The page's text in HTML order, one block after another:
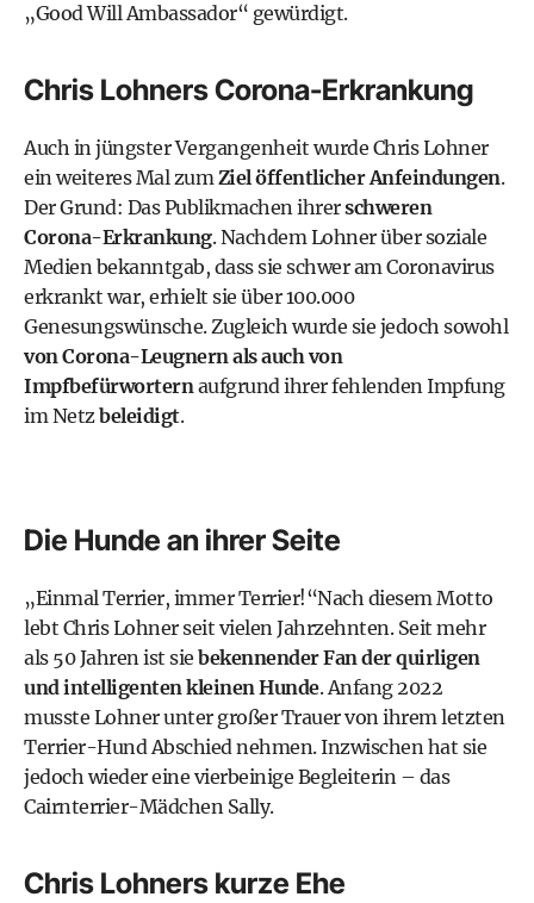
„Good Will Ambassador“ gewürdigt.
Chris Lohners Corona-Erkrankung
Auch in jüngster Vergangenheit wurde Chris Lohner
ein weiteres Mal zumZiel öffentlicher Anfeindungen.
Der Grund: Das Publikmachen ihrerschweren
Corona-Erkrankung. Nachdem Lohner über soziale
Medien bekanntgab, dass sie schwer am Coronavirus
erkrankt war, erhielt sie über 100.000
Genesungswünsche. Zugleich wurde sie jedoch sowohl
von Corona-Leugnern als auch von
Impfbefürworternaufgrund ihrer fehlenden Impfung
im Netzbeleidigt.
Die Hunde an ihrer Seite
„Einmal Terrier, immer Terrier!“Nach diesem Motto
lebt Chris Lohner seit vielen Jahrzehnten. Seit mehr
als 50 Jahren ist sie bekennender Fan der quirligen
und intelligenten kleinen Hunde. Anfang 2022
musste Lohner unter großer Trauer von ihrem letzten
Terrier-Hund Abschied nehmen. Inzwischen hat sie
jedoch wieder eine vierbeinige Begleiterin – das
Cairnterrier-Mädchen Sally.
Chris Lohners kurze Ehe